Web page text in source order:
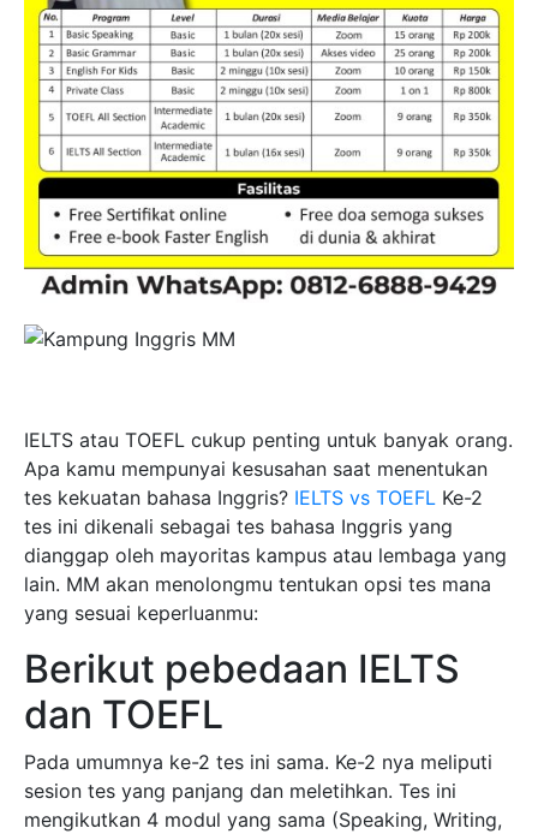
IELTS atau TOEFL cukup penting untuk banyak orang.
Apa kamu mempunyai kesusahan saat menentukan
tes kekuatan bahasa Inggris? IELTS vs TOEFL Ke-2
tes ini dikenali sebagai tes bahasa Inggris yang
dianggap oleh mayoritas kampus atau lembaga yang
lain. MM akan menolongmu tentukan opsi tes mana
yang sesuai keperluanmu:
Berikut pebedaan IELTS
dan TOEFL
Pada umumnya ke-2 tes ini sama. Ke-2 nya meliputi
sesion tes yang panjang dan meletihkan. Tes ini
mengikutkan 4 modul yang sama (Speaking, Writing,